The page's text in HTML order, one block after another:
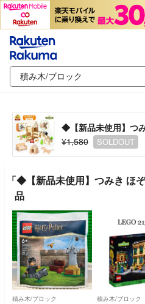
◆【新品未使用】つ
¥1,580
SOLDOUT
「◆【新品未使用】つみき ほ
品
積み木/ブロック 積み木/ブロック